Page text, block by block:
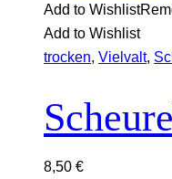
Add to Wishlist
Add to Wishlist
trocken, Vielvalt,
8,50 €